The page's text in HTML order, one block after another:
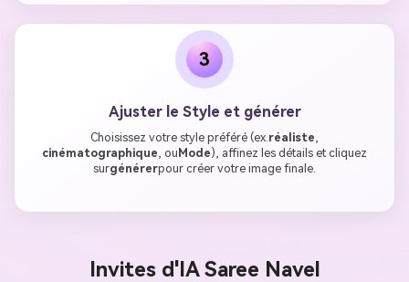
3
Ajuster le Style et générer
Choisissez votre style préféré (ex.réaliste,
cinématographique, ou Mode), affinez les détails et cliquez
surgénérerpour créer votre image finale.
Invites d'IA Saree Navel